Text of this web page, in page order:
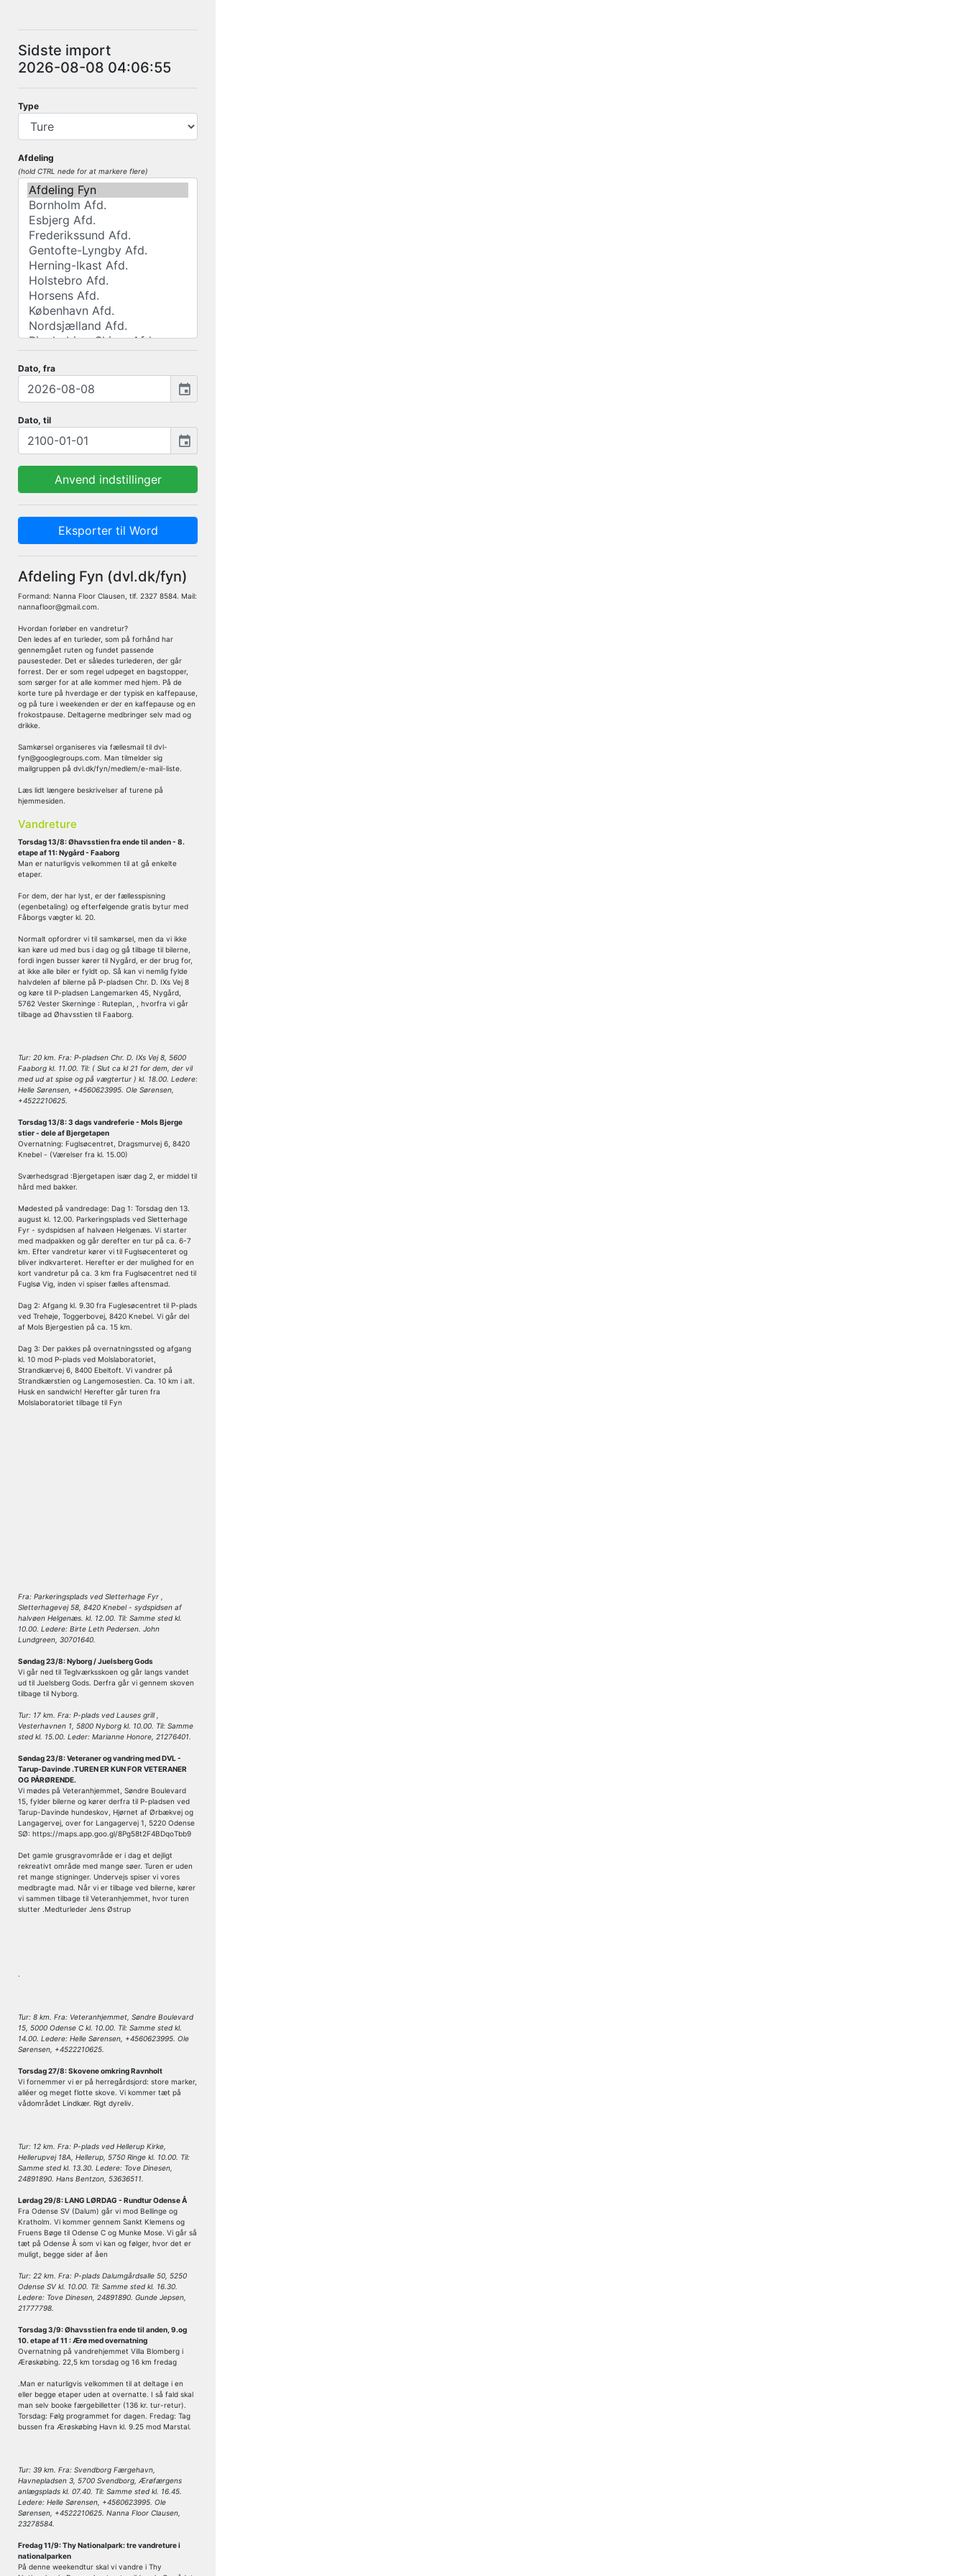
Sidste import
2026-08-08 04:06:55
Type
Afdeling
(hold CTRL nede for at markere flere)
Dato, fra
event
Dato, til
event
Anvend indstillinger
Eksporter til Word
Afdeling Fyn (dvl.dk/fyn)
Formand: Nanna Floor Clausen, tlf. 2327 8584. Mail:
nannafloor@gmail.com.
Hvordan forløber en vandretur?
Den ledes af en turleder, som på forhånd har
gennemgået ruten og fundet passende
pausesteder. Det er således turlederen, der går
forrest. Der er som regel udpeget en bagstopper,
som sørger for at alle kommer med hjem. På de
korte ture på hverdage er der typisk en kaffepause,
og på ture i weekenden er der en kaffepause og en
frokostpause. Deltagerne medbringer selv mad og
drikke.
Samkørsel organiseres via fællesmail til dvl-
fyn@googlegroups.com. Man tilmelder sig
mailgruppen på dvl.dk/fyn/medlem/e-mail-liste.
Læs lidt længere beskrivelser af turene på
hjemmesiden.
Vandreture
Torsdag 13/8: Øhavsstien fra ende til anden - 8.
etape af 11: Nygård - Faaborg
Man er naturligvis velkommen til at gå enkelte
etaper.
For dem, der har lyst, er der fællesspisning
(egenbetaling) og efterfølgende gratis bytur med
Fåborgs vægter kl. 20.
Normalt opfordrer vi til samkørsel, men da vi ikke
kan køre ud med bus i dag og gå tilbage til bilerne,
fordi ingen busser kører til Nygård, er der brug for,
at ikke alle biler er fyldt op. Så kan vi nemlig fylde
halvdelen af bilerne på P-pladsen Chr. D. IXs Vej 8
og køre til P-pladsen Langemarken 45, Nygård,
5762 Vester Skerninge : Ruteplan, , hvorfra vi går
tilbage ad Øhavsstien til Faaborg.
Tur: 20 km. Fra: P-pladsen Chr. D. IXs Vej 8, 5600
Faaborg kl. 11.00. Til: ( Slut ca kl 21 for dem, der vil
med ud at spise og på vægtertur ) kl. 18.00. Ledere:
Helle Sørensen, +4560623995. Ole Sørensen,
+4522210625.
Torsdag 13/8: 3 dags vandreferie - Mols Bjerge
stier - dele af Bjergetapen
Overnatning: Fuglsøcentret, Dragsmurvej 6, 8420
Knebel - (Værelser fra kl. 15.00)
Sværhedsgrad :Bjergetapen især dag 2, er middel til
hård med bakker.
Mødested på vandredage: Dag 1: Torsdag den 13.
august kl. 12.00. Parkeringsplads ved Sletterhage
Fyr - sydspidsen af halvøen Helgenæs. Vi starter
med madpakken og går derefter en tur på ca. 6-7
km. Efter vandretur kører vi til Fuglsøcenteret og
bliver indkvarteret. Herefter er der mulighed for en
kort vandretur på ca. 3 km fra Fuglsøcentret ned til
Fuglsø Vig, inden vi spiser fælles aftensmad.
Dag 2: Afgang kl. 9.30 fra Fuglesøcentret til P-plads
ved Trehøje, Toggerbovej, 8420 Knebel. Vi går del
af Mols Bjergestien på ca. 15 km.
Dag 3: Der pakkes på overnatningssted og afgang
kl. 10 mod P-plads ved Molslaboratoriet,
Strandkærvej 6, 8400 Ebeltoft. Vi vandrer på
Strandkærstien og Langemosestien. Ca. 10 km i alt.
Husk en sandwich! Herefter går turen fra
Molslaboratoriet tilbage til Fyn
Fra: Parkeringsplads ved Sletterhage Fyr ,
Sletterhagevej 58, 8420 Knebel - sydspidsen af
halvøen Helgenæs. kl. 12.00. Til: Samme sted kl.
10.00. Ledere: Birte Leth Pedersen. John
Lundgreen, 30701640.
Søndag 23/8: Nyborg / Juelsberg Gods
Vi går ned til Teglværksskoen og går langs vandet
ud til Juelsberg Gods. Derfra går vi gennem skoven
tilbage til Nyborg.
Tur: 17 km. Fra: P-plads ved Lauses grill ,
Vesterhavnen 1, 5800 Nyborg kl. 10.00. Til: Samme
sted kl. 15.00. Leder: Marianne Honore, 21276401.
Søndag 23/8: Veteraner og vandring med DVL -
Tarup-Davinde .TUREN ER KUN FOR VETERANER
OG PÅRØRENDE.
Vi mødes på Veteranhjemmet, Søndre Boulevard
15, fylder bilerne og kører derfra til P-pladsen ved
Tarup-Davinde hundeskov, Hjørnet af Ørbækvej og
Langagervej, over for Langagervej 1, 5220 Odense
SØ: https://maps.app.goo.gl/8Pg58t2F4BDqoTbb9
Det gamle grusgravområde er i dag et dejligt
rekreativt område med mange søer. Turen er uden
ret mange stigninger. Undervejs spiser vi vores
medbragte mad. Når vi er tilbage ved bilerne, kører
vi sammen tilbage til Veteranhjemmet, hvor turen
slutter .Medturleder Jens Østrup
Tur: 8 km. Fra: Veteranhjemmet, Søndre Boulevard
15, 5000 Odense C kl. 10.00. Til: Samme sted kl.
14.00. Ledere: Helle Sørensen, +4560623995. Ole
Sørensen, +4522210625.
Torsdag 27/8: Skovene omkring Ravnholt
Vi fornemmer vi er på herregårdsjord: store marker,
alléer og meget flotte skove. Vi kommer tæt på
vådområdet Lindkær. Rigt dyreliv.
Tur: 12 km. Fra: P-plads ved Hellerup Kirke,
Hellerupvej 18A, Hellerup, 5750 Ringe kl. 10.00. Til:
Samme sted kl. 13.30. Ledere: Tove Dinesen,
24891890. Hans Bentzon, 53636511.
Lørdag 29/8: LANG LØRDAG - Rundtur Odense Å
Fra Odense SV (Dalum) går vi mod Bellinge og
Kratholm. Vi kommer gennem Sankt Klemens og
Fruens Bøge til Odense C og Munke Mose. Vi går så
tæt på Odense Å som vi kan og følger, hvor det er
muligt, begge sider af åen
Tur: 22 km. Fra: P-plads Dalumgårdsalle 50, 5250
Odense SV kl. 10.00. Til: Samme sted kl. 16.30.
Ledere: Tove Dinesen, 24891890. Gunde Jepsen,
21777798.
Torsdag 3/9: Øhavsstien fra ende til anden, 9.og
10. etape af 11 : Ærø med overnatning
Overnatning på vandrehjemmet Villa Blomberg i
Ærøskøbing. 22,5 km torsdag og 16 km fredag
.Man er naturligvis velkommen til at deltage i en
eller begge etaper uden at overnatte. I så fald skal
man selv booke færgebilletter (136 kr. tur-retur).
Torsdag: Følg programmet for dagen. Fredag: Tag
bussen fra Ærøskøbing Havn kl. 9.25 mod Marstal.
Tur: 39 km. Fra: Svendborg Færgehavn,
Havnepladsen 3, 5700 Svendborg, Ærøfærgens
anlægsplads kl. 07.40. Til: Samme sted kl. 16.45.
Ledere: Helle Sørensen, +4560623995. Ole
Sørensen, +4522210625. Nanna Floor Clausen,
23278584.
Fredag 11/9: Thy Nationalpark: tre vandreture i
nationalparken
På denne weekendtur skal vi vandre i Thy